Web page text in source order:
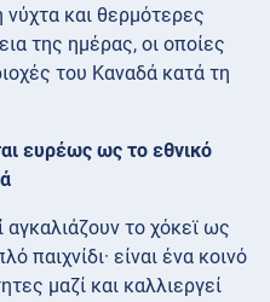
και θερμότερες
της ημέρας, οι οποίες
του Καναδά κατά τη
ευρέως ως το εθνικό
το χόκεϊ ως
παιχνίδι· είναι ένα κοινό
μαζί και καλλιεργεί